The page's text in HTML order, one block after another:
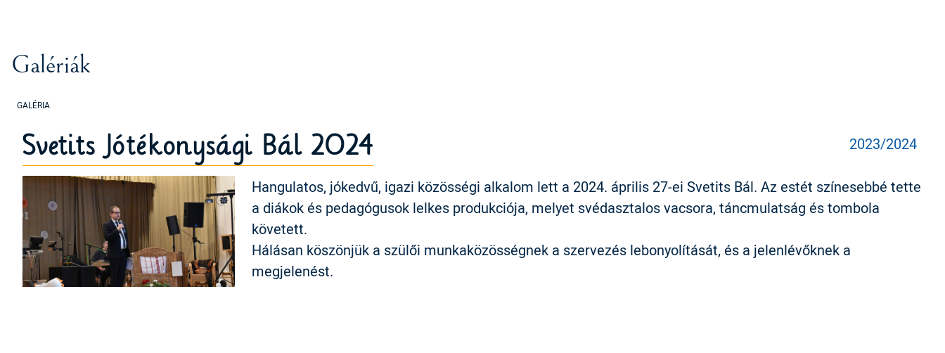
Galériák
2023/2024
Svetits Jótékonysági Bál 2024
Hangulatos, jókedvű, igazi közösségi alkalom lett a 2024. április 27-ei Svetits Bál. Az estét színesebbé tette
a diákok és pedagógusok lelkes produkciója, melyet svédasztalos vacsora, táncmulatság és tombola
követett.
Hálásan köszönjük a szülői munkaközösségnek a szervezés lebonyolítását, és a jelenlévőknek a
megjelenést.